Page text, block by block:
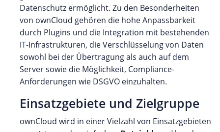
Datenschutz ermöglicht. Zu den Besonderheiten
von ownCloud gehören die hohe Anpassbarkeit
durch Plugins und die Integration mit bestehenden
IT-Infrastrukturen, die Verschlüsselung von Daten
sowohl bei der Übertragung als auch auf dem
Server sowie die Möglichkeit, Compliance-
Anforderungen wie DSGVO einzuhalten.
Einsatzgebiete und Zielgruppe
ownCloud wird in einer Vielzahl von Einsatzgebieten